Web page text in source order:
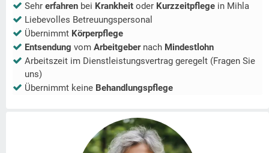
Sehr erfahren bei Krankheit oder Kurzzeitpflege in Mihla
Liebevolles Betreuungspersonal
Übernimmt Körperpflege
Entsendung vom Arbeitgeber nach Mindestlohn
Arbeitszeit im Dienstleistungsvertrag geregelt (Fragen Sie
uns)
Übernimmt keine Behandlungspflege